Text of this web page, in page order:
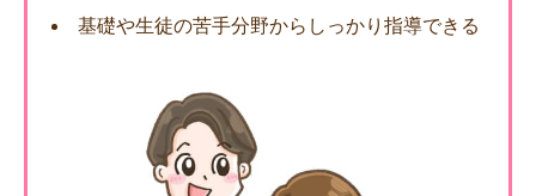
基礎や生徒の苦手分野からしっかり指導できる